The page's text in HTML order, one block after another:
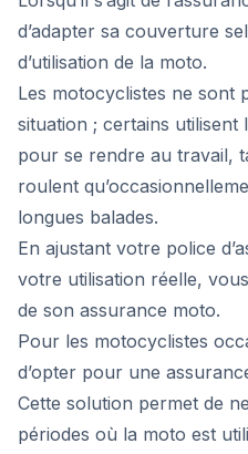
d’adapter sa couverture
d’utilisation de la moto.
Les motocyclistes ne sont
situation ; certains
pour se rendre au travail,
roulent
longues balades.
En ajustant votre police
votre utilisation réelle,
de son assurance moto.
Pour les motocyclistes
d’opter pour une
Cette solution permet de
périodes où la moto est